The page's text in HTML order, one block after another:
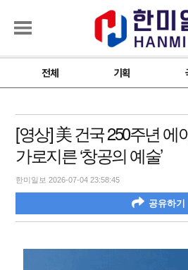
전체 기획
[영상] 美 건국 250주년 에
가로지른 ‘창공의 예술’
한미일보 2026-07-04 23:58:45
공유하기